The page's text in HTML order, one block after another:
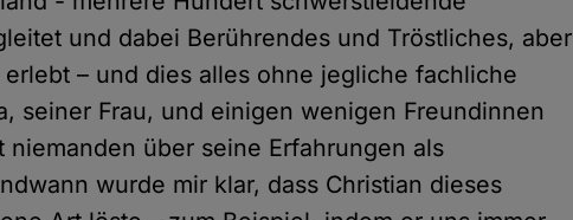
und dabei Berührendes und Tröstliches, aber
– und dies alles ohne jegliche fachliche
seiner Frau, und einigen wenigen Freundinnen
über seine Erfahrungen als
wurde mir klar, dass Christian dieses